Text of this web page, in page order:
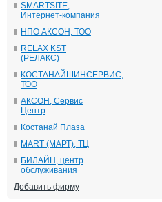
SMARTSITE,
Интернет-компания
НПО АКСОН, ТОО
RELAX KST
(РЕЛАКС)
КОСТАНАЙШИНСЕРВИС,
ТОО
АКСОН, Сервис
Центр
Костанай Плаза
MART (МАРТ), ТЦ
БИЛАЙН, центр
обслуживания
Добавить фирму